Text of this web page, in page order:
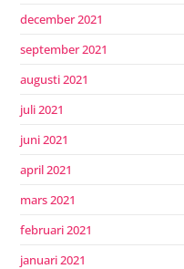
december 2021
september 2021
augusti 2021
juli 2021
juni 2021
april 2021
mars 2021
februari 2021
januari 2021